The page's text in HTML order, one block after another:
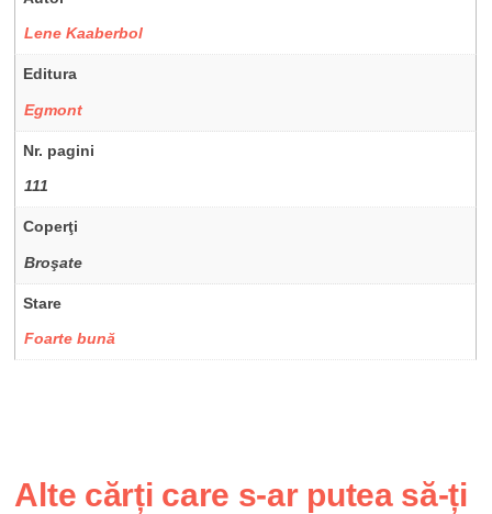
Lene Kaaberbol
Editura
Egmont
Nr. pagini
111
Coperţi
Broşate
Stare
Foarte bună
Alte cărți care s-ar putea să-ți